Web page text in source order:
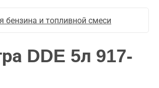
бензина и топливной смеси
DDE 5л 917-